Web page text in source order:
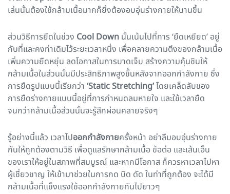
เล่นนั้นต้องใช้กล้ามเนื้อมากก็ยิ่งต้องอบอุ่นร่างกายให้นานขึ้น
ส่วนวิธีการยืดในช่วง Cool Down นั้นเน้นไปที่การ ‘ยืดเหยียด’ อยู่
กับที่และคงท่าเดิมไว้ระยะเวลาหนึ่ง เพื่อคลายความตึงของกล้ามเนื้อ
เพิ่มความยืดหยุ่น ลดโอกาสในการบาดเจ็บ สร้างความคุ้นชินให้
กล้ามเนื้อในส่วนนั้นมีประสิทธิภาพสูงขึ้นหลังจากออกกำลังกาย ซึ่ง
การยืดรูปแบบนี้เรียกว่า ‘Static Stretching’โดยเคล็ดลับของ
การยืดร่างกายแบบนี้อยู่ที่การกำหนดลมหายใจ และใช้เวลายืด
จนกว่ากล้ามเนื้อส่วนนั้นจะรู้สึกผ่อนคลายจริงๆ
รู้อย่างนี้แล้ว เวลาไปออกกำลังกายครั้งหน้า อย่าลืมอบอุ่นร่างกาย
กันให้ถูกต้องตามวิธี เพื่อดูแลรักษากล้ามเนื้อ ข้อต่อ และเส้นเอ็น
ของเราให้อยู่ในสภาพที่สมบูรณ์ และหากมีโอกาส ก็ควรหาเวลาไปหา
ผู้เชี่ยวชาญ ให้เข้ามาช่วยในการกด บิด ดัด ในท่าที่ถูกต้อง จะได้มี
กล้ามเนื้อที่แข็งแรงใช้ออกกำลังกายกันไปยาวๆ